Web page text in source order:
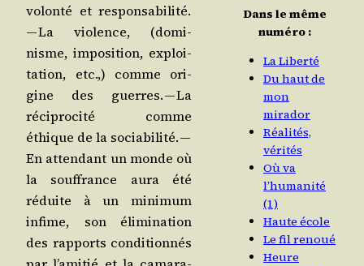
volon­té et res­pon­sa­bi­li­té.
— La vio­lence, (domi­
nisme, impo­si­tion, exploi­
ta­tion, etc.,) comme ori­
gine des guerres. — La
réci­pro­ci­té comme
éthique de la socia­bi­li­té. —
En atten­dant un monde où
la souf­france aura été
réduite à un mini­mum
infime, son éli­mi­na­tion
des rap­ports condi­tion­nés
Dans le même
numéro :
La Liberté
Du haut de
mon
mirador
Réalités,
vérités
Où va
l’humanité
(1)
Haute école
Le fil renoué
Heure